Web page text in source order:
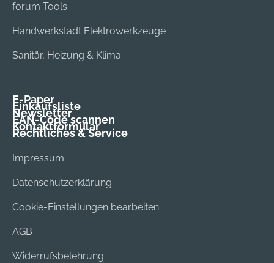
forum Tools
Handwerkstadt Elektrowerkzeuge
Sanitär, Heizung & Klima
E-Paper
Einkaufsliste
Newsletter
EAN-Code scannen
Kontaktformular
Rechtliches & Service
Impressum
Datenschutzerklärung
Cookie-Einstellungen bearbeiten
AGB
Widerrufsbelehrung